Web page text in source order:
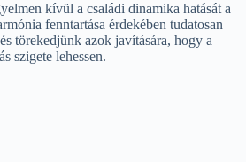
kívül a családi dinamika hatását a
fenntartása érdekében tudatosan
törekedjünk azok javítására, hogy a
szigete lehessen.